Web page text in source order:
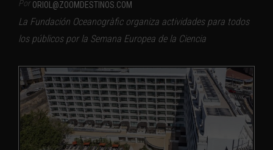
Por ORIOL@ZOOMDESTINOS.COM
La Fundación Oceanogràfic organiza actividades para todos
los públicos por la Semana Europea de la Ciencia